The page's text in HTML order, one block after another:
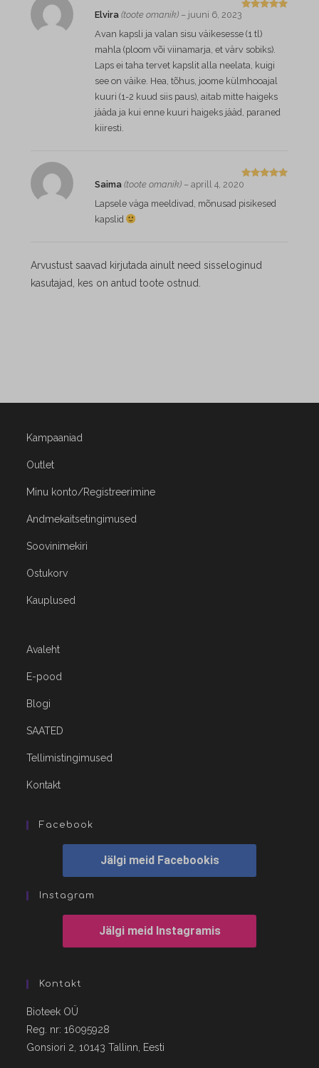
Hinnangug
a5 / 5
Elvira (toote omanik) – juuni 6, 2023
Avan kapsli ja valan sisu väikesesse (1 tl)
mahla (ploom või viinamarja, et värv sobiks).
Laps ei taha tervet kapslit alla neelata, kuigi
see on väike. Hea, tõhus, joome külmhooajal
kuuri (1-2 kuud siis paus), aitab mitte haigeks
jääda ja kui enne kuuri haigeks jääd, paraned
kiiresti.
Hinnangug
a5/ 5
Saima (toote omanik) – aprill 4, 2020
Lapsele väga meeldivad, mõnusad pisikesed
kapslid
Arvustust saavad kirjutada ainult need sisseloginud
kasutajad, kes on antud toote ostnud.
Kampaaniad
Outlet
Minu konto/Registreerimine
Andmekaitsetingimused
Soovinimekiri
Ostukorv
Kauplused
Avaleht
E-pood
Blogi
SAATED
Tellimistingimused
Kontakt
Facebook
Jälgi meid Facebookis
Instagram
Jälgi meid Instagramis
Kontakt
Bioteek OÜ
Reg. nr: 16095928
Gonsiori 2, 10143 Tallinn, Eesti